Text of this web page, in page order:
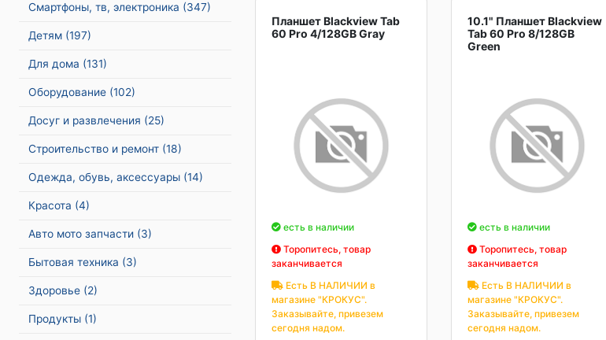
Смартфоны, тв, электроника (347)
Детям (197)
Для дома (131)
Оборудование (102)
Досуг и развлечения (25)
Строительство и ремонт (18)
Одежда, обувь, аксессуары (14)
Красота (4)
Авто мото запчасти (3)
Бытовая техника (3)
Здоровье (2)
Продукты (1)
Планшет Blackview Tab
60 Pro 4/128GB Gray
есть в наличии
Торопитесь, товар
заканчивается
Есть В НАЛИЧИИ в
магазине "КРОКУС".
Заказывайте, привезем
сегодня надом.
10.1" Планшет Blackview
Tab 60 Pro 8/128GB
Green
есть в наличии
Торопитесь, товар
заканчивается
Есть В НАЛИЧИИ в
магазине "КРОКУС".
Заказывайте, привезем
сегодня надом.